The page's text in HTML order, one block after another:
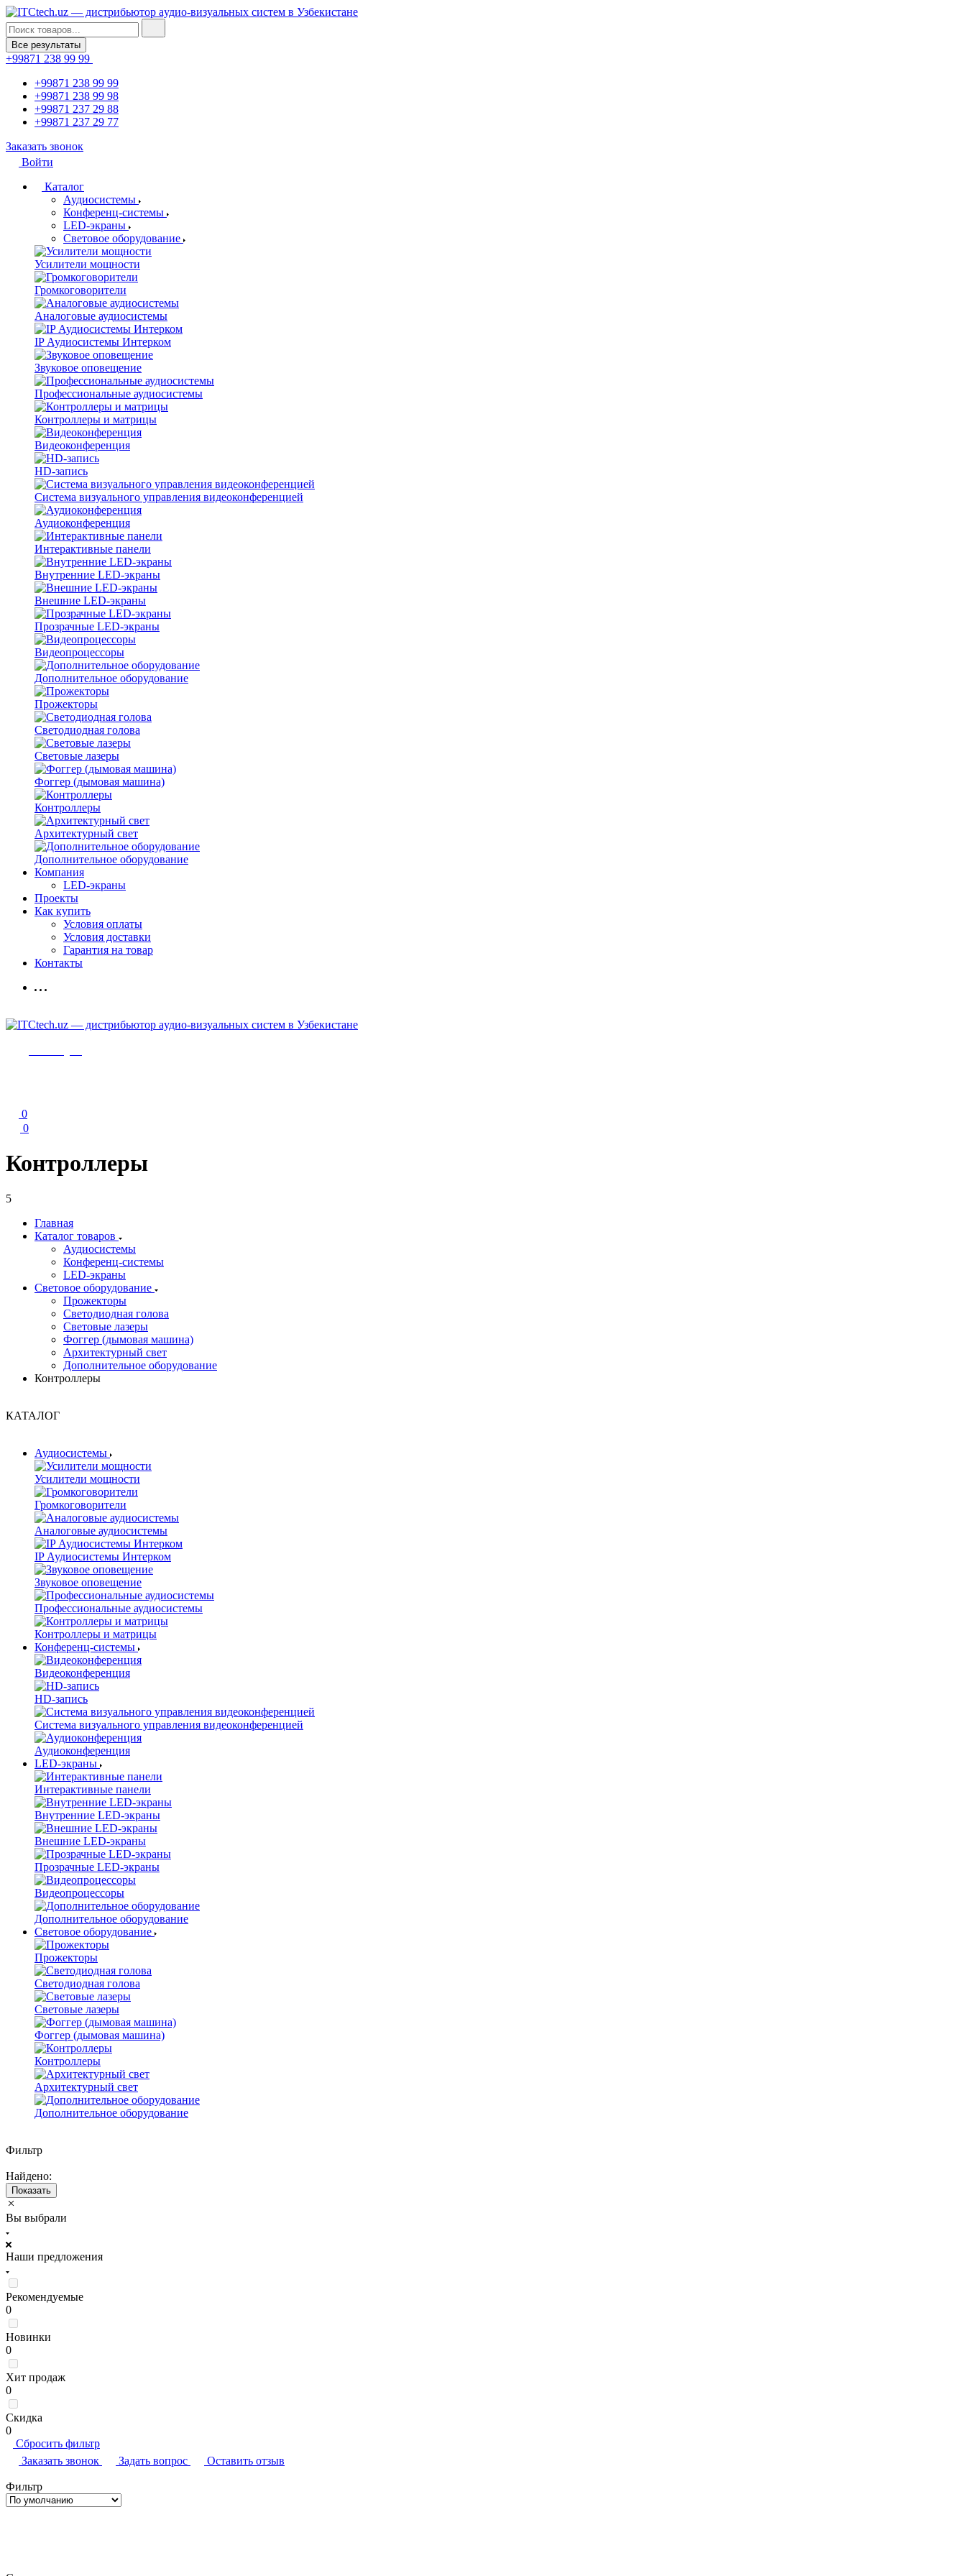
Все результаты
+99871 238 99 99
+99871 238 99 99
+99871 238 99 98
+99871 237 29 88
+99871 237 29 77
Заказать звонок
Войти
Каталог
Аудиосистемы
Конференц-системы
LED-экраны
Световое оборудование
Усилители мощности
Громкоговорители
Аналоговые аудиосистемы
IP Аудиосистемы Интерком
Звуковое оповещение
Профессиональные аудиосистемы
Контроллеры и матрицы
Видеоконференция
HD-запись
Система визуального управления видеоконференцией
Аудиоконференция
Интерактивные панели
Внутренние LED-экраны
Внешние LED-экраны
Прозрачные LED-экраны
Видеопроцессоры
Дополнительное оборудование
Прожекторы
Светодиодная голова
Световые лазеры
Фоггер (дымовая машина)
Контроллеры
Архитектурный свет
Дополнительное оборудование
Компания
LED-экраны
Проекты
Как купить
Условия оплаты
Условия доставки
Гарантия на товар
Контакты
0
0
Контроллеры
5
Главная
Каталог товаров
Аудиосистемы
Конференц-системы
LED-экраны
Световое оборудование
Прожекторы
Светодиодная голова
Световые лазеры
Фоггер (дымовая машина)
Архитектурный свет
Дополнительное оборудование
Контроллеры
КАТАЛОГ
Аудиосистемы
Усилители мощности
Громкоговорители
Аналоговые аудиосистемы
IP Аудиосистемы Интерком
Звуковое оповещение
Профессиональные аудиосистемы
Контроллеры и матрицы
Конференц-системы
Видеоконференция
HD-запись
Система визуального управления видеоконференцией
Аудиоконференция
LED-экраны
Интерактивные панели
Внутренние LED-экраны
Внешние LED-экраны
Прозрачные LED-экраны
Видеопроцессоры
Дополнительное оборудование
Световое оборудование
Прожекторы
Светодиодная голова
Световые лазеры
Фоггер (дымовая машина)
Контроллеры
Архитектурный свет
Дополнительное оборудование
Фильтр
Найдено:
Показать
Вы выбрали
Наши предложения
Рекомендуемые
0
Новинки
0
Хит продаж
0
Скидка
0
Сбросить фильтр
Заказать звонок
Задать вопрос Оставить отзыв
Фильтр